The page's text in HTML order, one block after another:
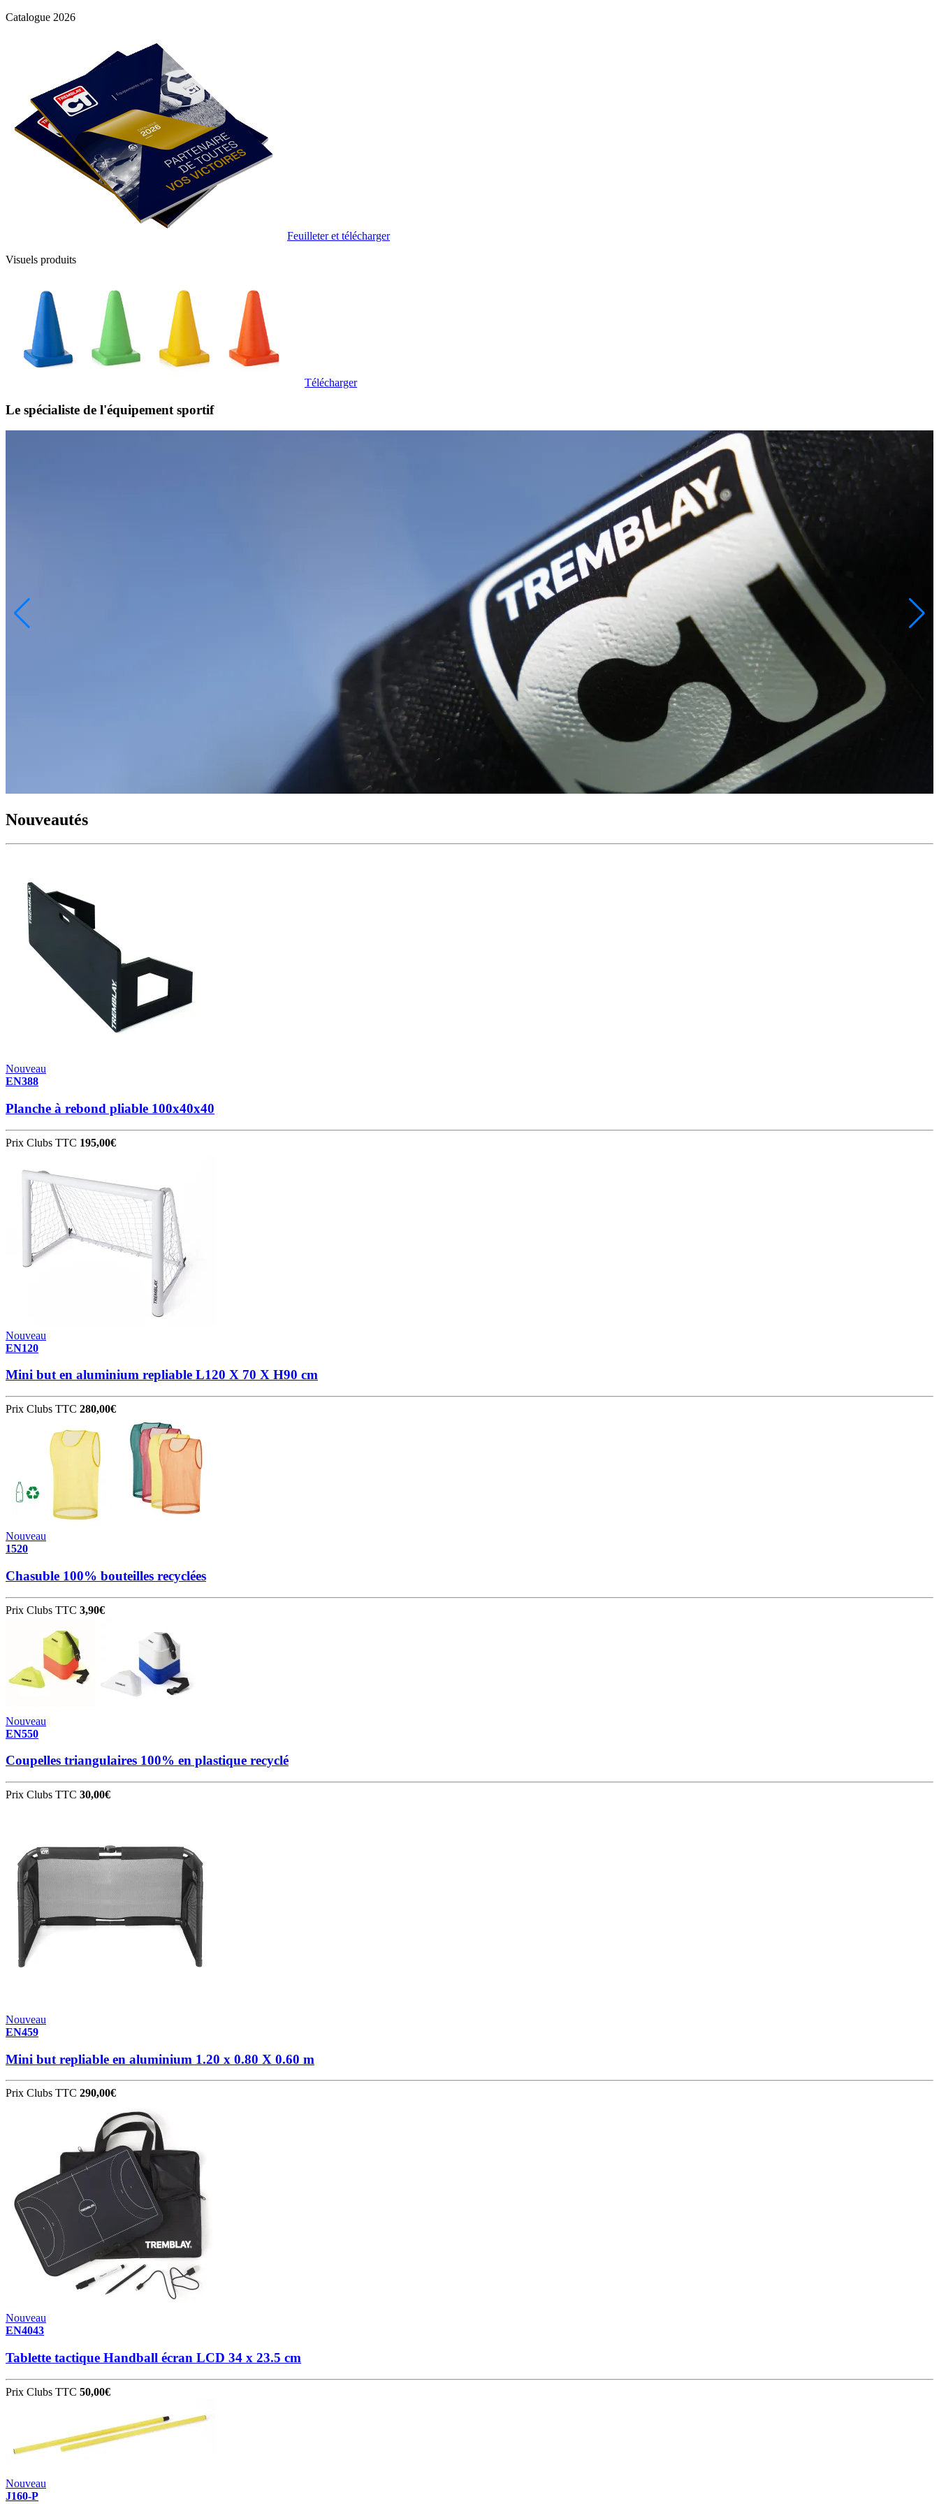
Catalogue 2026
Feuilleter et télécharger
Visuels produits
Télécharger
Le spécialiste de l'équipement sportif
Nouveautés
Nouveau
EN388
Planche à rebond pliable 100x40x40
Prix Clubs TTC 195,00€
Nouveau
EN120
Mini but en aluminium repliable L120 X 70 X H90 cm
Prix Clubs TTC 280,00€
Nouveau
1520
Chasuble 100% bouteilles recyclées
Prix Clubs TTC 3,90€
Nouveau
EN550
Coupelles triangulaires 100% en plastique recyclé
Prix Clubs TTC 30,00€
Nouveau
EN459
Mini but repliable en aluminium 1.20 x 0.80 X 0.60 m
Prix Clubs TTC 290,00€
Nouveau
EN4043
Tablette tactique Handball écran LCD 34 x 23.5 cm
Prix Clubs TTC 50,00€
Nouveau
J160-P